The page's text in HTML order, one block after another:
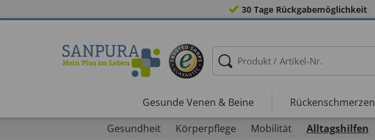
30 Tage Rückgabemöglichkeit
Gesunde Venen & Beine Rückenschmerzen
Gesundheit
Körperpflege Mobilität Alltagshilfen